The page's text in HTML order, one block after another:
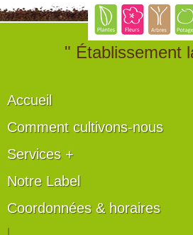
" Établissement
Accueil
Comment cultivons-nous
Services +
Notre Label
Coordonnées & horaires